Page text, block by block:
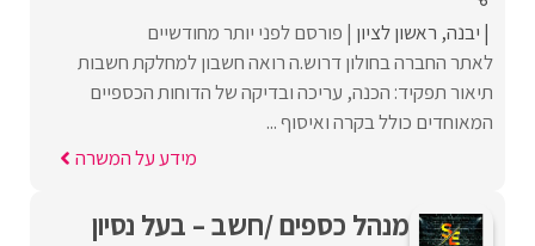
יבנה ראשון לציון פורסם לפני יותר מחודשיים
לאתר החברה בחולון דרוש.ה רואה חשבון למחלקת חשבות
תיאור תפקיד: הכנה, עריכה ובדיקה של הדוחות הכספיים
המאוחדים כולל בקרה ואיסוף ...
מידע על המשרה
מנהל כספים /חשב – בעל נסיון